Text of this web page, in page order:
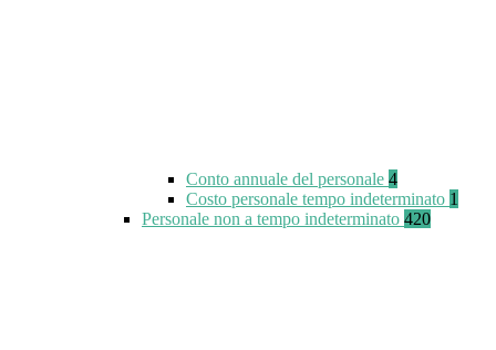
Conto annuale del personale 4
Costo personale tempo indeterminato 1
Personale non a tempo indeterminato 420